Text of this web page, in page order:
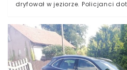
dryfował w jeziorze. Policjanci
miejsce, żeby wypocząć. Wyjazd